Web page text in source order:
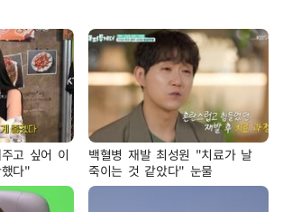
고 싶어 이
다"
백혈병 재발 최성원 "치료가 날
죽이는 것 같았다" 눈물